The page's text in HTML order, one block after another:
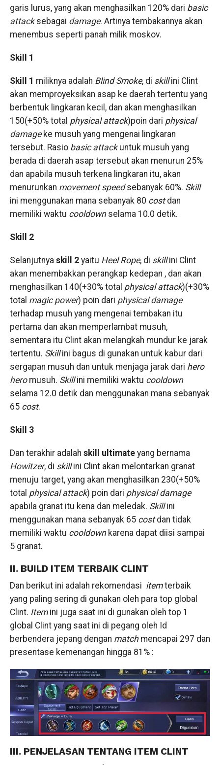
garis lurus, yang akan menghasilkan 120% dari basic
attacksebagai damage. Artinya tembakannya akan
menembus seperti panah milik moskov.
Skill 1
Skill 1 miliknya adalah Blind Smoke, di skillini Clint
akan memproyeksikan asap ke daerah tertentu yang
berbentuk lingkaran kecil, dan akan menghasilkan
150(+50% total physical attack)poin dari physical
damageke musuh yang mengenai lingkaran
tersebut. Rasio basic attackuntuk musuh yang
berada di daerah asap tersebut akan menurun 25%
dan apabila musuh terkena lingkaran itu, akan
menurunkan movement speedsebanyak 60%. Skill
ini menggunakan mana sebanyak 80 costdan
memiliki waktu cooldownselama 10.0 detik.
Skill 2
Selanjutnya skill 2yaitu Heel Rope, di skillini Clint
akan menembakkan perangkap kedepan , dan akan
menghasilkan 140(+30% total physical attack)(+30%
total magic power) poin dari physical damage
terhadap musuh yang mengenai tembakan itu
pertama dan akan memperlambat musuh,
sementara itu Clint akan melangkah mundur ke jarak
tertentu. Skillini bagus di gunakan untuk kabur dari
sergapan musuh dan untuk menjaga jarak dari hero
heromusuh. Skillini memiliki waktu cooldown
selama 12.0 detik dan menggunakan mana sebanyak
65 cost.
Skill 3
Dan terakhir adalah skill ultimateyang bernama
Howitzer, di skillini Clint akan melontarkan granat
menuju target, yang akan menghasilkan 230(+50%
total physical attack) poin dari physical damage
apabila granat itu kena dan meledak. Skillini
menggunakan mana sebanyak 65 costdan tidak
memiliki waktu cooldownkarena dapat diisi sampai
5 granat.
II. BUILD ITEM TERBAIK CLINT
Dan berikut ini adalah rekomendasi itemterbaik
yang paling sering di gunakan oleh para top global
Clint. Itemini juga saat ini di gunakan oleh top 1
global Clint yang saat ini di pegang oleh Id
berbendera jepang dengan matchmencapai 297 dan
presentase kemenangan hingga 81% :
III. PENJELASAN TENTANG ITEM CLINT